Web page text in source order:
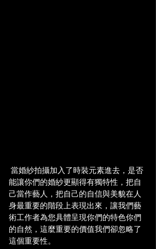
能讓你們的婚紗更顯得有獨特性，把自
己當作藝人，把自己的自信與美貌在人
身最重要的階段上表現出來，讓我們藝
術工作者為您具體呈現你們的特色你們
的自然，這麼重要的價值我們卻忽略了
這個重要性。